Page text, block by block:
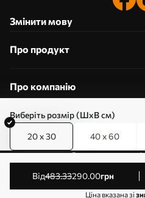
Виберіть розмір (ШхВ см)
20 x 30 40 x 60
від483.33290.00грн
Ціна вказана зі
Змінити мову
Про продукт
Про компанію
Редагування
© 2011-2026 Art-holst. Усі
ТОВ “КЛЄВЄР”. Код